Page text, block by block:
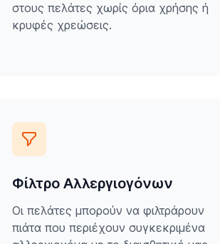
στους πελάτες χωρίς όρια χρήσης ή
κρυφές χρεώσεις.
Φίλτρο Αλλεργιογόνων
Οι πελάτες μπορούν να φιλτράρουν
πιάτα που περιέχουν συγκεκριμένα